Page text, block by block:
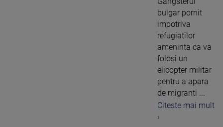
bulgar pornit
impotriva
refugiatilor
ameninta ca va
folosi un
elicopter militar
pentru a apara
de migranti ...
Citeste mai mult
›